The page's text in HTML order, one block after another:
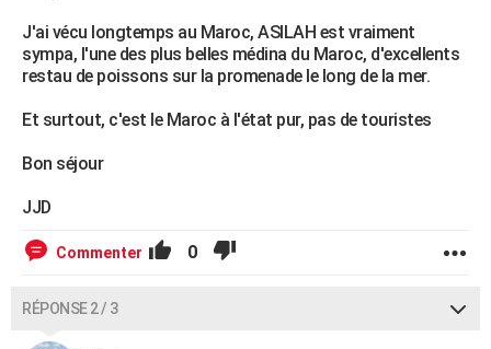
COPAINS D'AVANT
J'ai vécu longtemps au Maroc, ASILAH est vraiment
sympa, l'une des plus belles médina du Maroc, d'excellents
restau de poissons sur la promenade le long de la mer.
Et surtout, c'est le Maroc à l'état pur, pas de touristes
Bon séjour
JJD
Commenter 0
RÉPONSE 2 / 3